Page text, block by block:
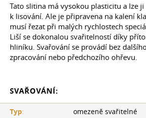
Tato slitina má vysokou plasticitu a lze
k lisování. Ale je připravena na kalení
musí řezat při malých rychlostech
Liší se dokonalou svařitelností díky
hliníku. Svařování se provádí bez
zpracování nebo předchozího ohřevu.
SVAŘOVÁNÍ:
Typ: omezeně svařitelné